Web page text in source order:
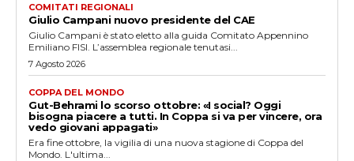
COMITATI REGIONALI
Giulio Campani nuovo presidente del CAE
Giulio Campani è stato eletto alla guida Comitato Appennino
Emiliano FISI. L’assemblea regionale tenutasi...
7 Agosto 2026
COPPA DEL MONDO
Gut-Behrami lo scorso ottobre: «I social? Oggi
bisogna piacere a tutti. In Coppa si va per vincere, ora
vedo giovani appagati»
Era fine ottobre, la vigilia di una nuova stagione di Coppa del
Mondo. L'ultima...